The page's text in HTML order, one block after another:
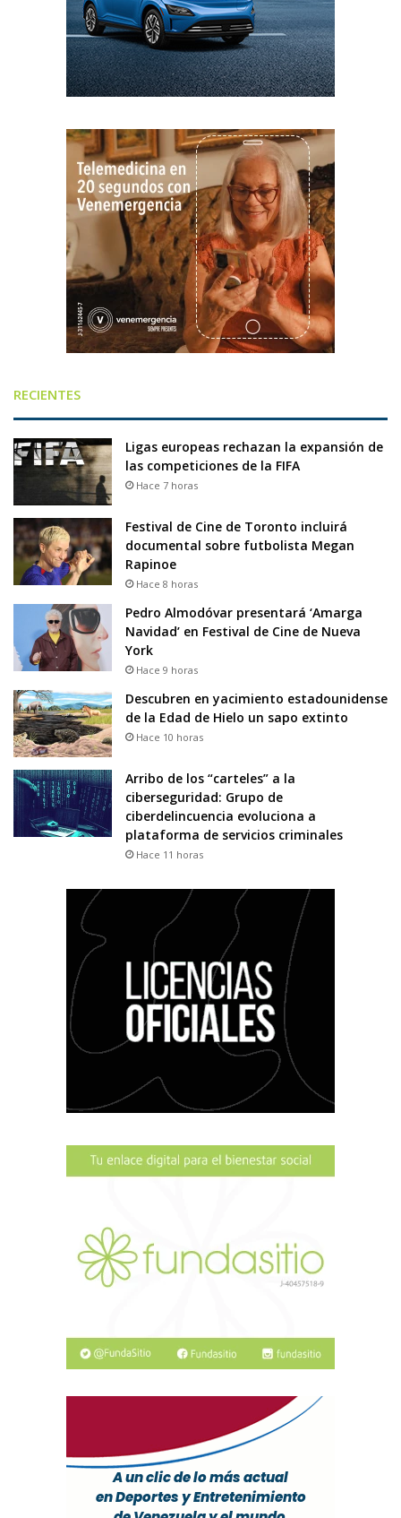
RECIENTES
Ligas europeas rechazan la expansión de
las competiciones de la FIFA
Hace 7 horas
Festival de Cine de Toronto incluirá
documental sobre futbolista Megan
Rapinoe
Hace 8 horas
Pedro Almodóvar presentará ‘Amarga
Navidad’ en Festival de Cine de Nueva
York
Hace 9 horas
Descubren en yacimiento estadounidense
de la Edad de Hielo un sapo extinto
Hace 10 horas
Arribo de los “carteles” a la
ciberseguridad: Grupo de
ciberdelincuencia evoluciona a
plataforma de servicios criminales
Hace 11 horas